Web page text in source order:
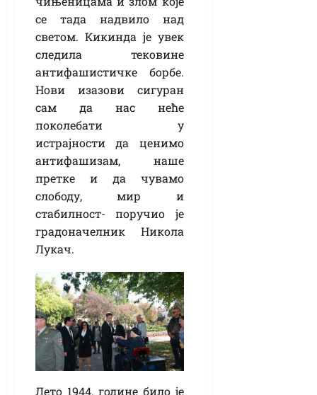
се тада надвило над
светом. Кикинда је увек
следила тековине
антифашистичке борбе.
Нови изазови сигуран
сам да нас неће
поколебати у
истрајности да ценимо
антифашизам, наше
претке и да чувамо
слободу, мир и
стабилност- поручио је
градоначелник Никола
Лукач.
Лето 1944. године било је